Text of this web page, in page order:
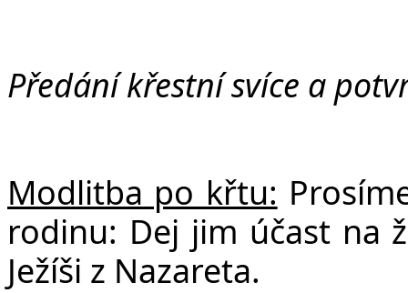
Předání křestní svíce a
Modlitba po křtu:
rodinu: Dej jim účast na
Ježíši z Nazareta.